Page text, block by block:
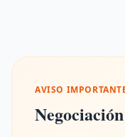
AVISO